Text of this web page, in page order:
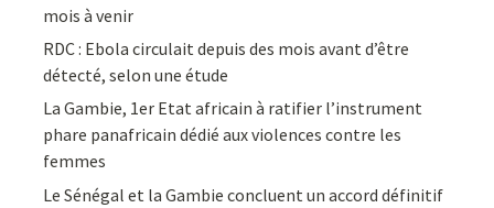
mois à venir
RDC : Ebola circulait depuis des mois avant d’être
détecté, selon une étude
La Gambie, 1er Etat africain à ratifier l’instrument
phare panafricain dédié aux violences contre les
femmes
Le Sénégal et la Gambie concluent un accord définitif